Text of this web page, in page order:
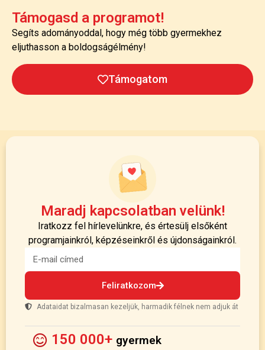
Támogasd a programot!
Segíts adományoddal, hogy még több gyermekhez
eljuthasson a boldogságélmény!
Támogatom
Maradj kapcsolatban velünk!
Iratkozz fel hírlevelünkre, és értesülj elsőként
programjainkról, képzéseinkről és újdonságainkról.
Feliratkozom
Adataidat bizalmasan kezeljük, harmadik félnek nem adjuk át
150 000+ gyermek